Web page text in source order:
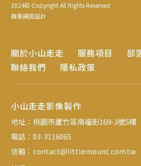
2024© Copyright All Rights Reserved
蘋果網頁設計
關於小山走走 服務項目 部
聯絡我們
隱私政策
小山走走影像製作
地址： 桃園市蘆竹區南福街169-3號5樓
電話：03-3116065
信箱：contact@littlemount.com.tw